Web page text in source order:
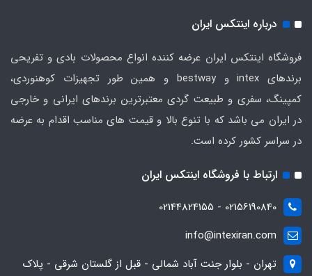
درباره اینتکس ایران
فروشگاه اینتکس ایران عرضه کننده انواع محصولات بادی و تفریحی
برندهای intex و bestway و همین طور تجهیزات کوهنوردی،
کمپینگ، سفری و طبیعت گردی معتبرترین برندهای ایرانی و خارجی
در ایران می باشد که با تنوع بالا و قیمت های مناسب اقدام به عرضه
در سراسر کشور کرده است.
ارتباط با فروشگاه اینتکس ایران
02156190840 - 02144824155
info@intexiran.com
تهران - بلوار جنت آباد شمالی - قبل از گلستان شرقی - پلاک